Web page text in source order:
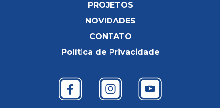
PROJETOS
NOVIDADES
CONTATO
Política de Privacidade